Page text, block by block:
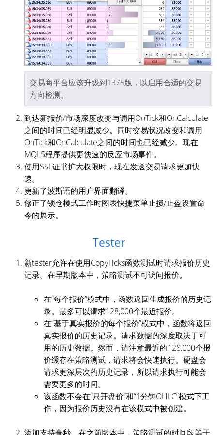
交易商平台应该升级到1375版，以启用合适的交易
方向检测。
到达新报价/市场深度改变与调用OnTick和OnCalculate
之间的时间已经明显减少。同时交易状况改变和调用
OnTick和OnCalculate之间的时间也已经减少。现在
MQL5程序提供更快速的反应市场事件。
使用SSL证书扩大权限时，现在发送交易请求更加快
速。
更新了波斯语的用户界面翻译。
修正了锁仓模式工作时图表快捷菜单止损/止盈设置命
令的展示。
Tester
新tester允许在使用CopyTicks函数测试时请求报价历史
记录。在早期版本中，策略测试不可访问报价。
在“每个报价”模式中，函数返回生成报价的历史记
录。最多可以请求128,000个最近报价。
在“基于真实报价的每个报价”模式中，函数将返回
真实报价的历史记录。请求数据的深度取决于可
用的历史数据。然而，请注意最近的128,000个报
价缓存在策略测试，请求将会快速执行。硬盘会
请求更深层次的历史记录，所以请求执行可能会
需要更多的时间。
该函数不会在“只开盘价”和“1分钟OHLC”模式下工
作，因为报价历史没有在该模式中被创建。
添加支持毫秒。在之前版本中，策略测试的时间段等于